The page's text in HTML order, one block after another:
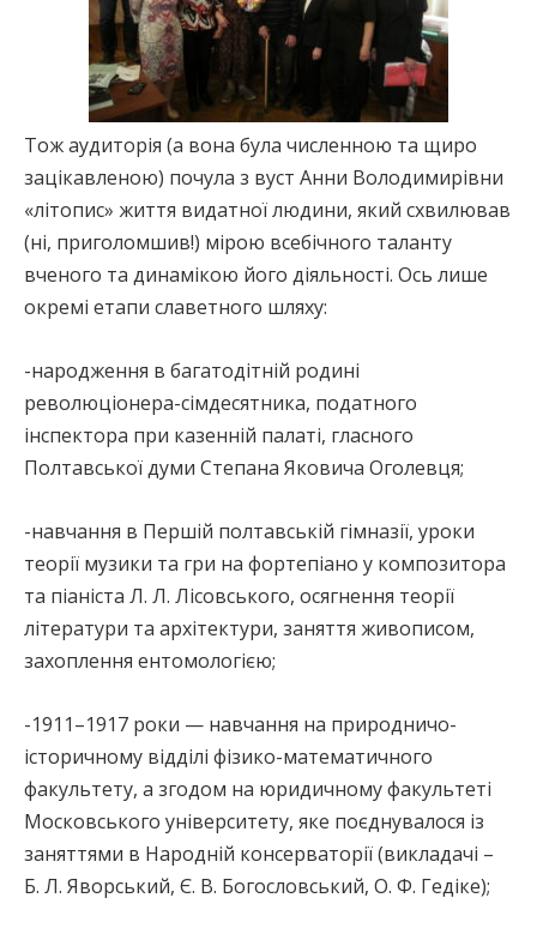
Тож аудиторія (а вона була численною та щиро
зацікавленою) почула з вуст Анни Володимирівни
«літопис» життя видатної людини, який схвилював
(ні, приголомшив!) мірою всебічного таланту
вченого та динамікою його діяльності. Ось лише
окремі етапи славетного шляху:
-народження в багатодітній родині
революціонера-сімдесятника, податного
інспектора при казенній палаті, гласного
Полтавської думи Степана Яковича Оголевця;
-навчання в Першій полтавській гімназії, уроки
теорії музики та гри на фортепіано у композитора
та піаніста Л. Л. Лісовського, осягнення теорії
літератури та архітектури, заняття живописом,
захоплення ентомологією;
-1911–1917 роки — навчання на природничо-
історичному відділі фізико-математичного
факультету, а згодом на юридичному факультеті
Московського університету, яке поєднувалося із
заняттями в Народній консерваторії (викладачі –
Б. Л. Яворський, Є. В. Богословський, О. Ф. Гедіке);